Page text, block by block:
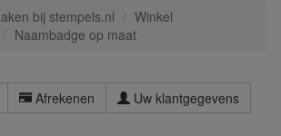
bij stempels.nl
Winkel
Naambadge op maat
Afrekenen
Uw klantgegevens